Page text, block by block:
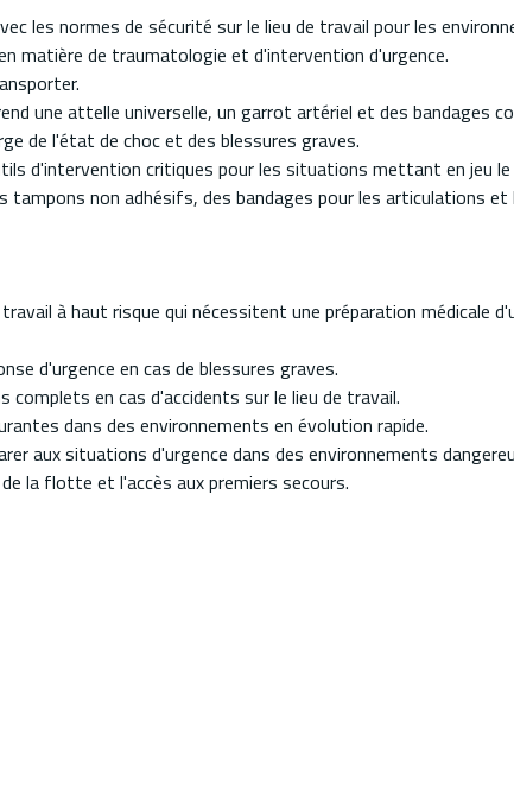
les normes de sécurité sur le lieu de travail pour les
matière de traumatologie et d'intervention d'urgence.
une attelle universelle, un garrot artériel et des bandages
de l'état de choc et des blessures graves.
d'intervention critiques pour les situations mettant en jeu
tampons non adhésifs, des bandages pour les articulations
à haut risque qui nécessitent une préparation médicale
d'urgence en cas de blessures graves.
en cas d'accidents sur le lieu de travail.
dans des environnements en évolution rapide.
aux situations d'urgence dans des environnements
la flotte et l'accès aux premiers secours.